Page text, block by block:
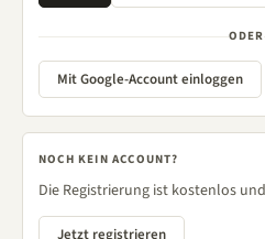
ODER
Mit Google-Account einloggen
NOCH KEIN ACCOUNT?
Die Registrierung ist kostenlos
Jetzt registrieren